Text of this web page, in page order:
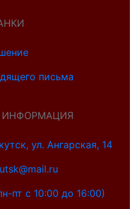
письма
ИНФОРМАЦИЯ
ул. Ангарская, 14
пт с 10:00 до 16:00)